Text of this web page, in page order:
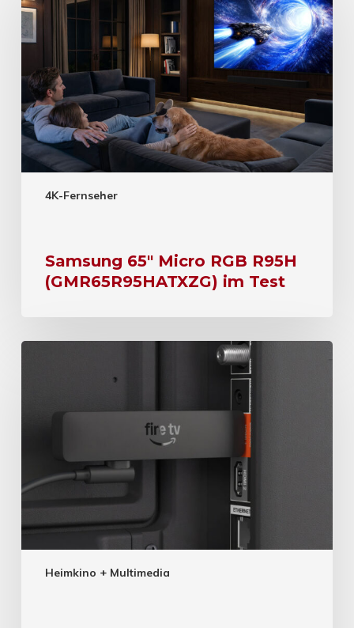
4K-Fernseher
Samsung 65″ Micro RGB R95H
(GMR65R95HATXZG) im Test
Heimkino + Multimedia